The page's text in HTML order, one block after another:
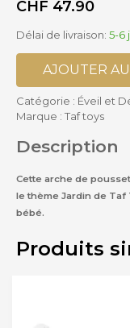
DECHF 47.90
Délai de livraison: 5-6
AJOUTER
Catégorie : Éveil et
Marque : Taf toys
Description
Cette arche de
le thème Jardin de Taf
bébé.
Produits